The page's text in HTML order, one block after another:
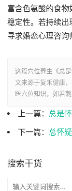
富含色氨酸的食
稳定性。若持续出
寻求婚恋心理咨询
这篇穴位养生《总
文来源于复禾健康
医穴位知识，如若
上一篇： 总是
下一篇： 总怀
搜索干货